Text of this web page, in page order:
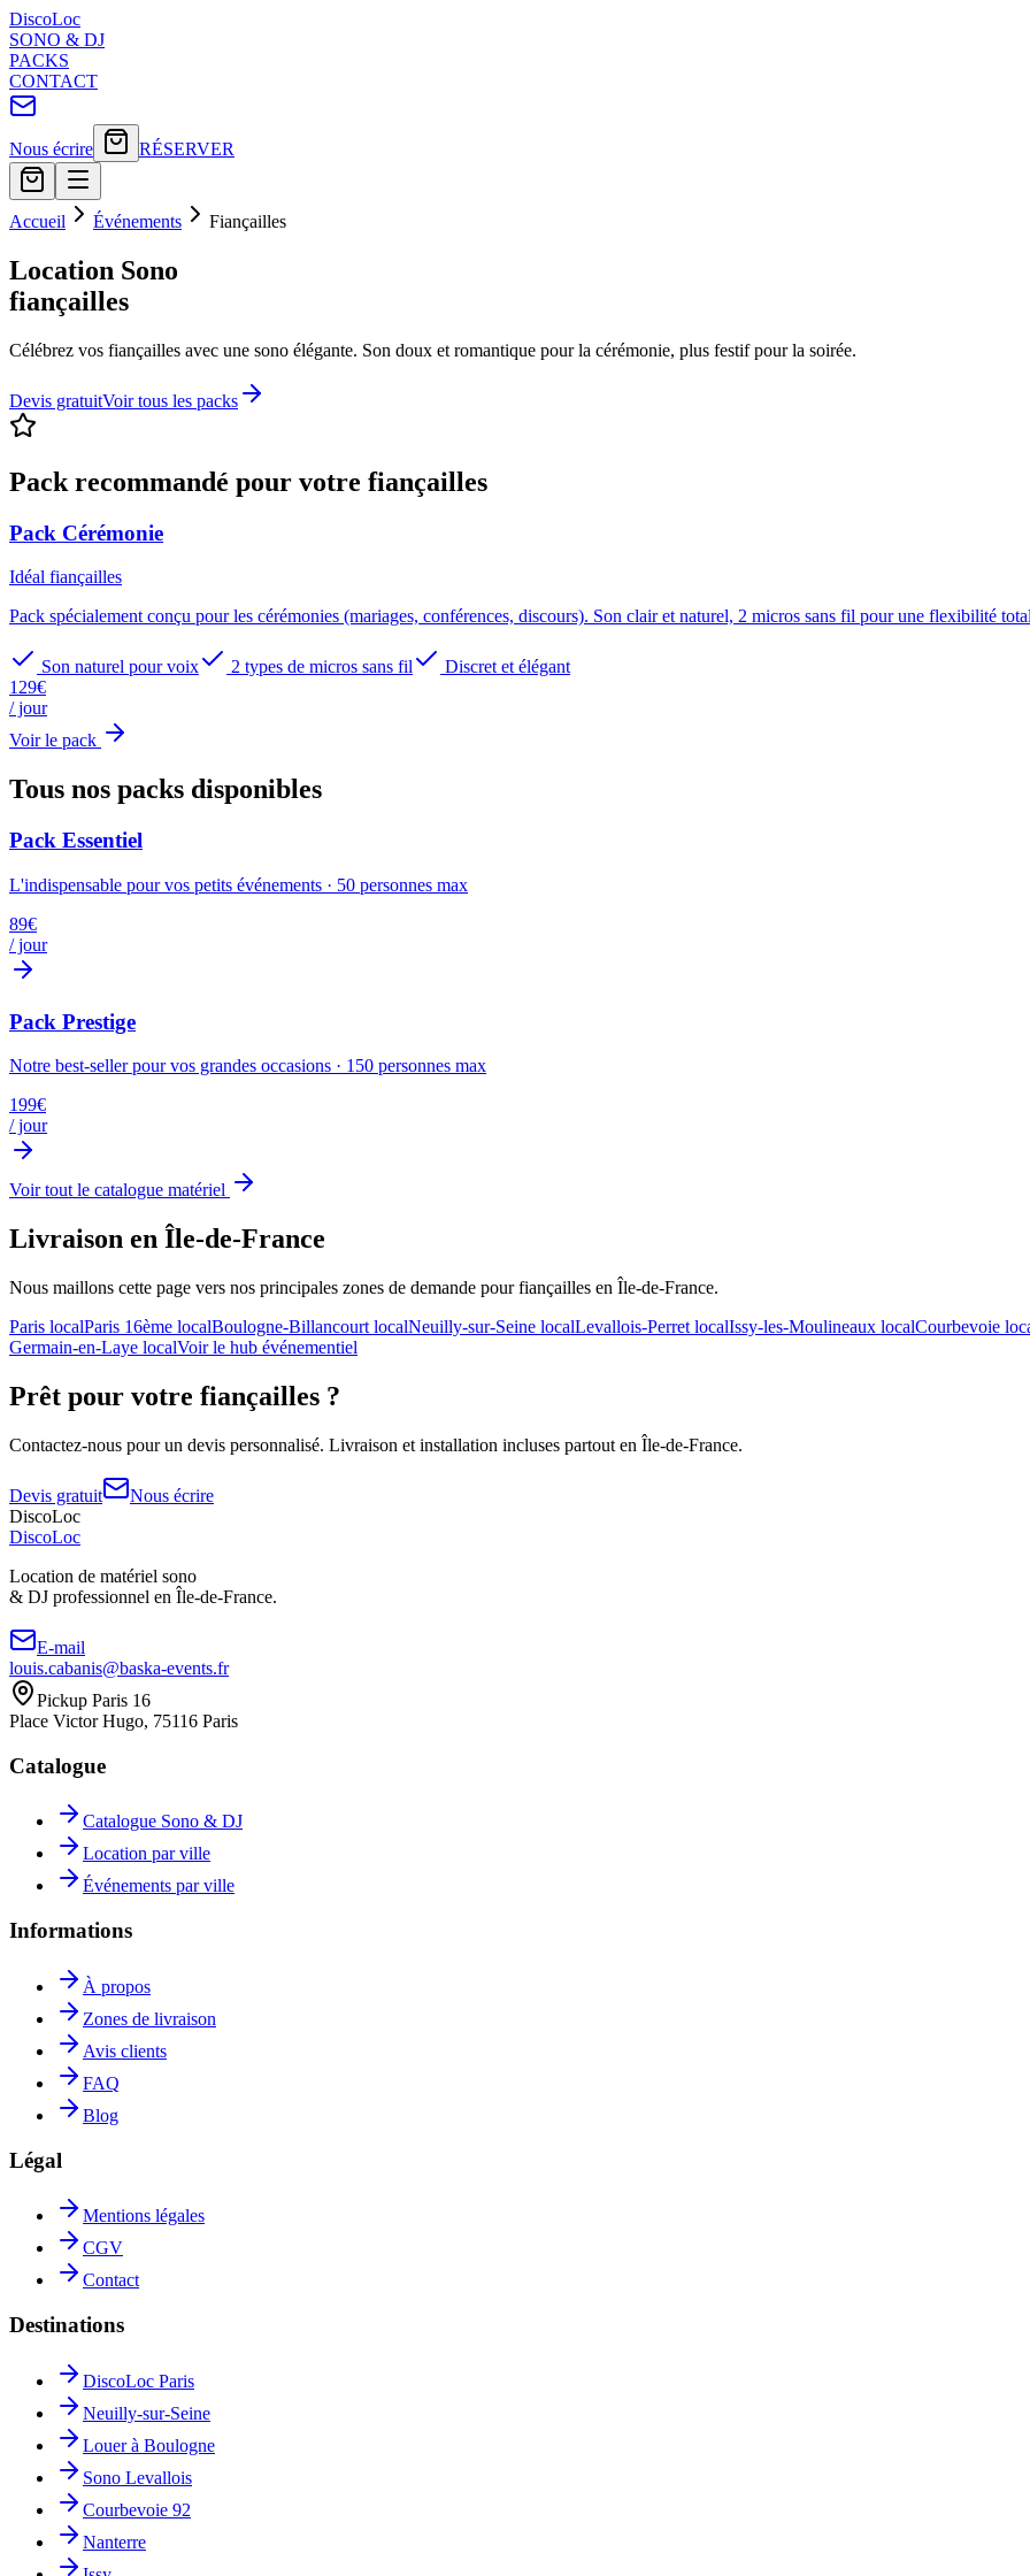
DiscoLoc
SONO & DJ
PACKS
CONTACT
Nous écrire RÉSERVER
Accueil Événements Fiançailles
Location Sono
fiançailles
Célébrez vos fiançailles avec une sono élégante. Son doux et romantique pour la cérémonie, plus festif pour la soirée.
Devis gratuitVoir tous les packs
Pack recommandé pour votre fiançailles
Pack Cérémonie
Idéal fiançailles
Pack spécialement conçu pour les cérémonies (mariages, conférences, discours). Son clair et naturel, 2 micros sans fil pour une flexibilité
Son naturel pour voix 2 types de micros sans fil
Discret et élégant
129€
/ jour
Voir le pack
Tous nos packs disponibles
Pack Essentiel
L'indispensable pour vos petits événements · 50 personnes max
89€
/ jour
Pack Prestige
Notre best-seller pour vos grandes occasions · 150 personnes max
199€
/ jour
Voir tout le catalogue matériel
Livraison en Île-de-France
Nous maillons cette page vers nos principales zones de demande pourfiançailles en Île-de-France.
Paris localParis 16ème localBoulogne-Billancourt localNeuilly-sur-Seine localLevallois-Perret localIssy-les-Moulineaux localCourbevoie
Germain-en-Laye localVoir le hub événementiel
Prêt pour votre fiançailles ?
Contactez-nous pour un devis personnalisé. Livraison et installation incluses partout en Île-de-France.
Devis gratuit
Nous écrire
DiscoLoc
DiscoLoc
Location de matériel sono
& DJ professionnel en Île-de-France.
E-mail
louis.cabanis@baska-events.fr
Pickup Paris 16
Place Victor Hugo, 75116 Paris
Catalogue
Catalogue Sono & DJ
Location par ville
Événements par ville
Informations
À propos
Zones de livraison
Avis clients
FAQ
Blog
Légal
Mentions légales
CGV
Contact
Destinations
DiscoLoc Paris
Neuilly-sur-Seine
Louer à Boulogne
Sono Levallois
Courbevoie 92
Nanterre